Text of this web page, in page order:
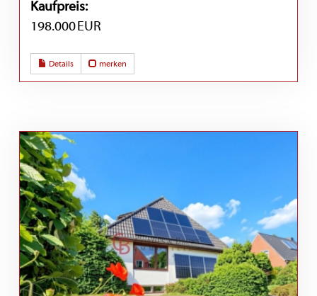
Kaufpreis:
198.000 EUR
Details merken